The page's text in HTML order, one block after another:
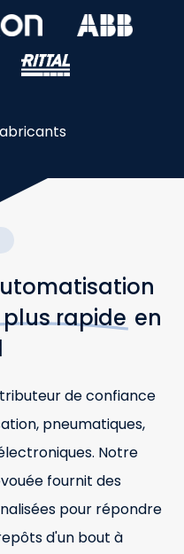
rapide en
de confiance
pneumatiques,
Notre
fournit des
pour répondre
d'un bout à